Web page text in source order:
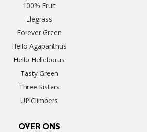
100% Fruit
Elegrass
Forever Green
Hello Agapanthus
Hello Helleborus
Tasty Green
Three Sisters
UP!Climbers
OVER ONS